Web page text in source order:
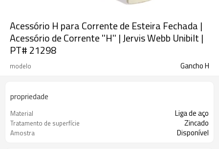
Acessório H para Corrente de Esteira Fechada |
Acessório de Corrente ''H'' | Jervis Webb Unibilt |
PT# 21298
modelo Gancho H
propriedade
Material Liga de aço
Tratamento de superfície Zincado
Amostra Disponível